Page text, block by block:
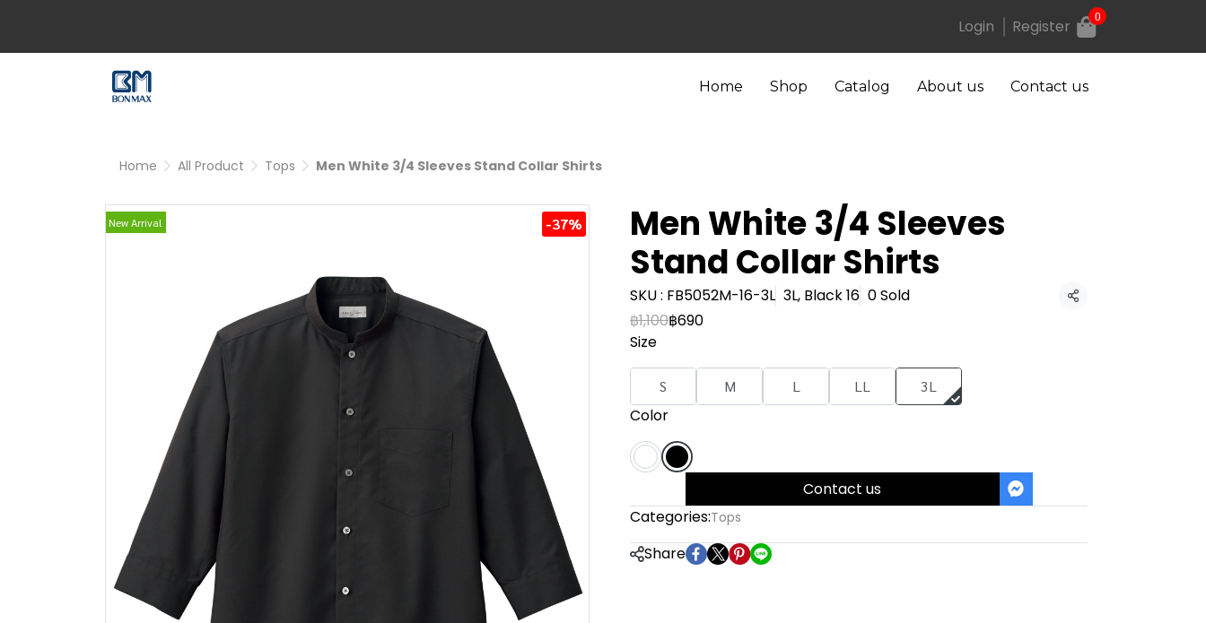
Login Register
0
Home Shop Catalog About us Contact us
Home All Product Tops Men White 3/4 Sleeves Stand Collar Shirts
New Arrival -37%
Men White 3/4 Sleeves
Stand Collar Shirts
SKU : FB5052M-16-3L 3L, Black 16 0 Sold
Share
฿1,100฿690
Size
S M L LL 3L
Color
Contact us
Categories:Tops
Share